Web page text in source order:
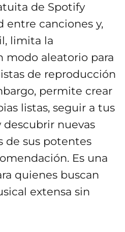
de Spotify
entre canciones y,
limita la
modo aleatorio para
de reproducción
permite crear
listas, seguir a tus
descubrir nuevas
de sus potentes
Es una
quienes buscan
extensa sin